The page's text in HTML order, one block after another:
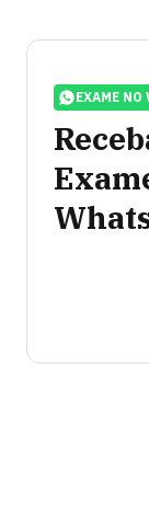
EXAME NO